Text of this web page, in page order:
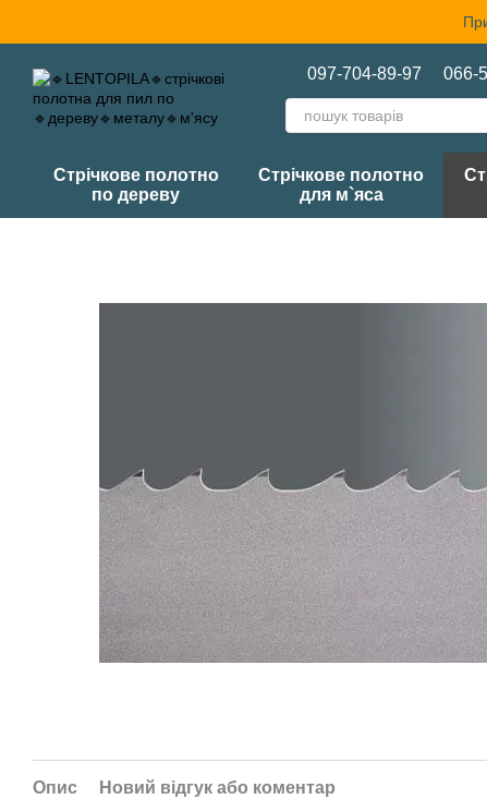
097-704-89-97 066-
Стрічкове полотно
по дереву
Стрічкове полотно
для м`яса
Опис Новий відгук або коментар